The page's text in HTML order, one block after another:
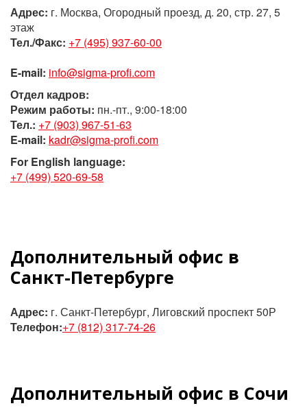
Адрес: г. Москва, Огородный проезд, д. 20, стр. 27, 5
этаж
Тел./Факс: +7 (495) 937-60-00
E-mail: info@sigma-profi.com
Отдел кадров:
Режим работы: пн.-пт., 9:00-18:00
Тел.: +7 (903) 967-51-63
E-mail: kadr@sigma-profi.com
For English language:
+7 (499) 520-69-58
Дополнительный офис в
Санкт-Петербурге
Адрес: г. Санкт-Петербург, Лиговский проспект 50Р
Телефон:+7 (812) 317-74-26
Дополнительный офис в Сочи